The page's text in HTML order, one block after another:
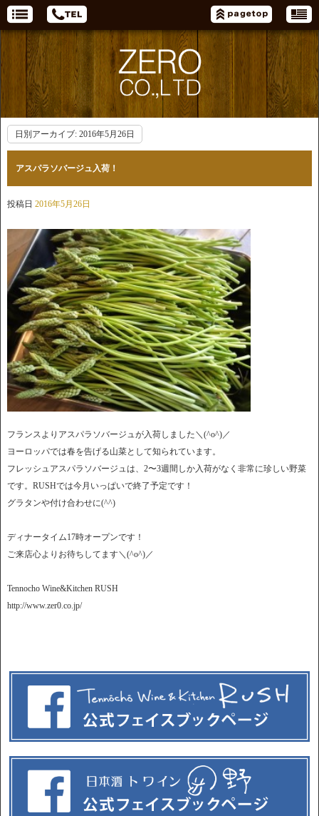
日別アーカイブ: 2016年5月26日
アスパラソバージュ入荷！
投稿日 2016年5月26日
フランスよりアスパラソバージュが入荷しました＼(^o^)／
ヨーロッパでは春を告げる山菜として知られています。
フレッシュアスパラソバージュは、2〜3週間しか入荷がなく非常に珍しい野菜
です。RUSHでは今月いっぱいで終了予定です！
グラタンや付け合わせに(^^)
ディナータイム17時オープンです！
ご来店心よりお待ちしてます＼(^o^)／
Tennocho Wine&Kitchen RUSH
http://www.zer0.co.jp/